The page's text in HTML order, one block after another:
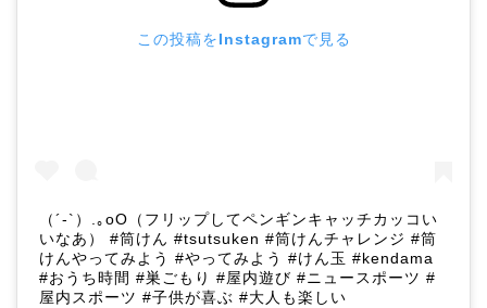
この投稿をInstagramで見る
（´-`）.｡oO（フリップしてペンギンキャッチカッコい
いなあ） #筒けん #tsutsuken #筒けんチャレンジ #筒
けんやってみよう #やってみよう #けん玉 #kendama
#おうち時間 #巣ごもり #屋内遊び #ニュースポーツ #
屋内スポーツ #子供が喜ぶ #大人も楽しい